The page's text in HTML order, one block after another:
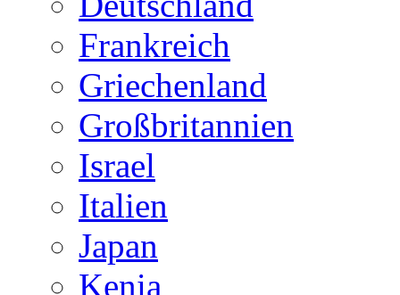
Frankreich
Griechenland
Großbritannien
Israel
Italien
Japan
Kenia